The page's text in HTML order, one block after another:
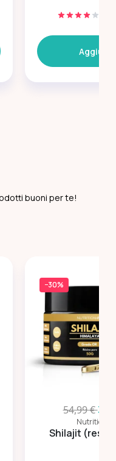
Aggiungi
buoni per te!
−30%
54,99 €
Nutrition
Shilajit